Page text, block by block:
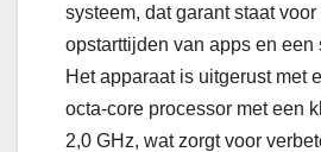
systeem, dat garant staat
opstarttijden van apps en een
Het apparaat is uitgerust met
octa-core processor met een
2,0 GHz, wat zorgt voor